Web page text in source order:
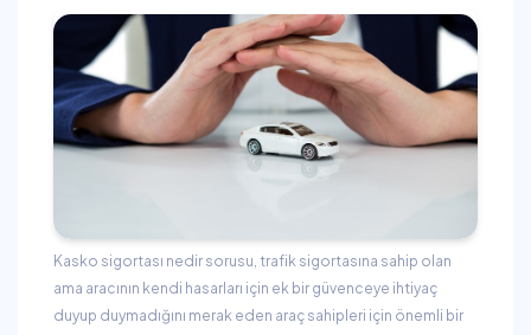
Kasko sigortası nedir sorusu, trafik sigortasına sahip olan
ama aracının kendi hasarları için ek bir güvenceye ihtiyaç
duyup duymadığını merak eden araç sahipleri için önemli bir